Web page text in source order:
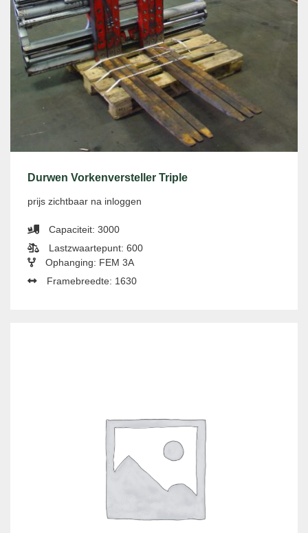
Durwen Vorkenversteller Triple
prijs zichtbaar na inloggen
Capaciteit: 3000
Lastzwaartepunt: 600
Ophanging: FEM 3A
Framebreedte: 1630